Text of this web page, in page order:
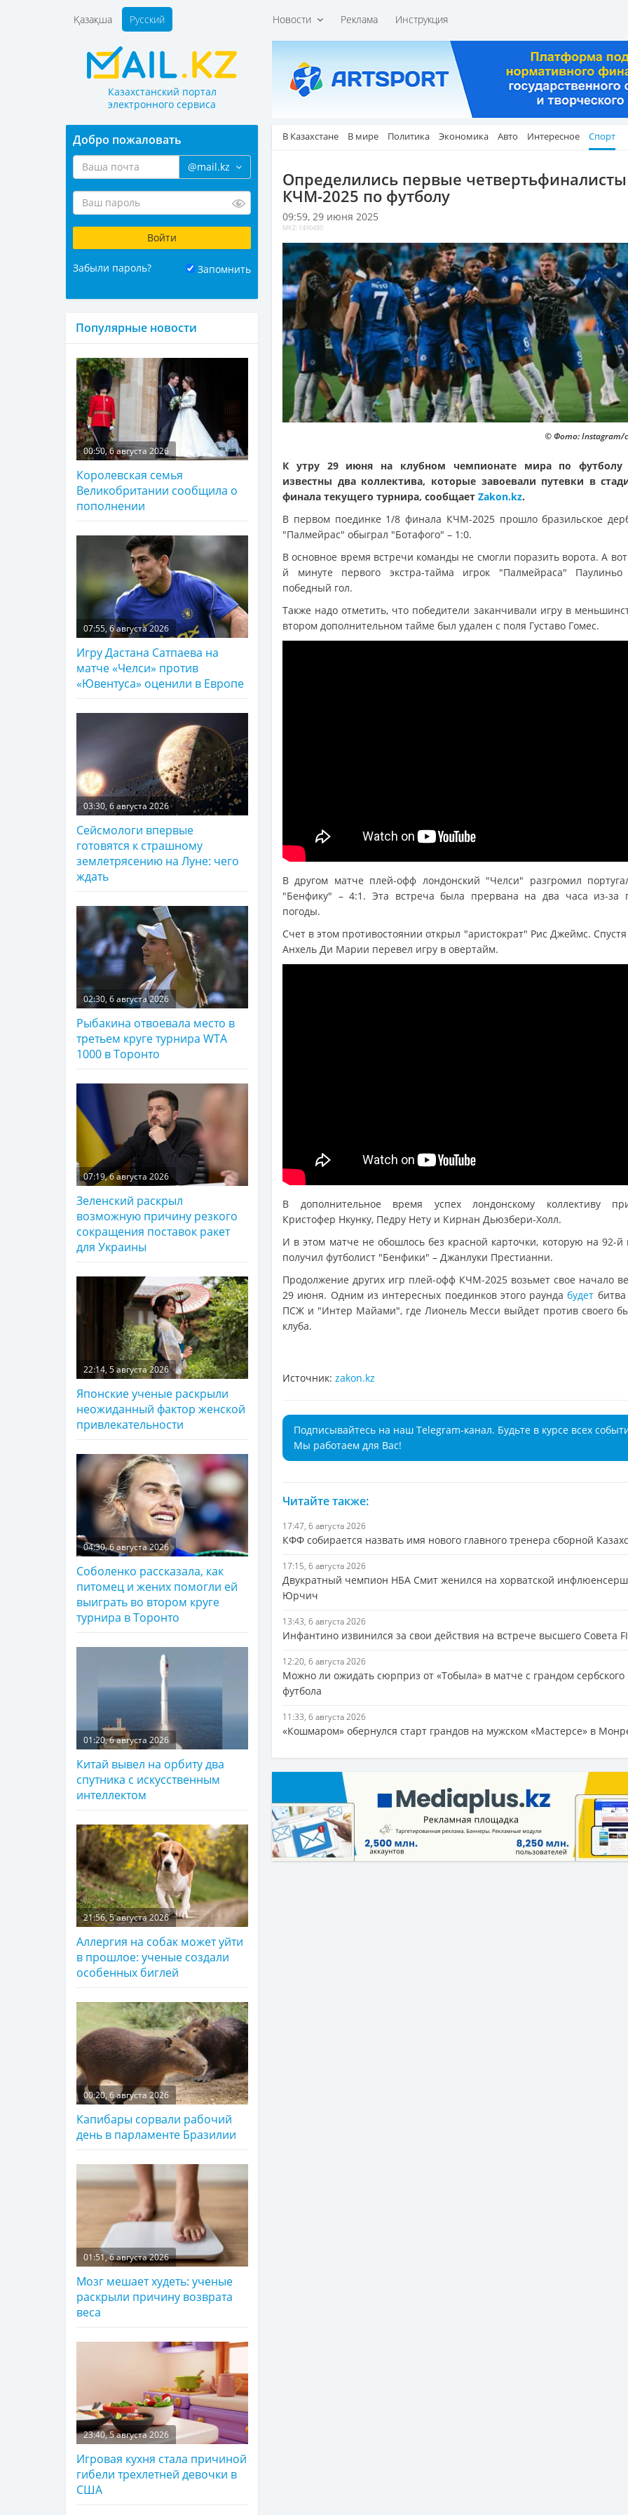
Новости Реклама Инструкция
Қазақша Русский
Казахстанский портал
электронного сервиса
В Казахстане В мире Политика Экономика Авто Интересное Спорт
Определились первые
КЧМ-2025 по футболу
09:59, 29 июня 2025
MKZ: 1490480
© Фото: Instagram/
К утру 29 июня на клубном чемпионате мира по футболу
известны два коллектива, которые завоевали путевки в
финала текущего турнира, сообщает Zakon.kz.
В первом поединке 1/8 финала КЧМ-2025 прошло бразильское
"Палмейрас" обыграл "Ботафого" – 1:0.
В основное время встречи команды не смогли поразить ворота. А
й минуте первого экстра-тайма игрок "Палмейраса" Паулиньо
победный гол.
Также надо отметить, что победители заканчивали игру в
втором дополнительном тайме был удален с поля Густаво Гомес.
В другом матче плей-офф лондонский "Челси" разгромил
"Бенфику" – 4:1. Эта встреча была прервана на два часа из-за
погоды.
Счет в этом противостоянии открыл "аристократ" Рис Джеймс.
Анхель Ди Марии перевел игру в овертайм.
В дополнительное время успех лондонскому коллективу
Кристофер Нкунку, Педру Нету и Кирнан Дьюзбери-Холл.
И в этом матче не обошлось без красной карточки, которую на 92-й
получил футболист "Бенфики" – Джанлуки Престианни.
Продолжение других игр плей-офф КЧМ-2025 возьмет свое начало
29 июня. Одним из интересных поединков этого раундабудет
ПСЖ и "Интер Майами", где Лионель Месси выйдет против своего
клуба.
Источник: zakon.kz
Подписывайтесь на наш Telegram-канал. Будьте в курсе всех
Мы работаем для Вас!
Читайте также:
17:47, 6 августа 2026
КФФ собирается назвать имя нового главного тренера сборной
17:15, 6 августа 2026
Двукратный чемпион НБА Смит женился на хорватской
Юрчич
13:43, 6 августа 2026
Инфантино извинился за свои действия на встрече высшего Совета
12:20, 6 августа 2026
Можно ли ожидать сюрприз от «Тобыла» в матче с грандом сербского
футбола
11:33, 6 августа 2026
«Кошмаром» обернулся старт грандов на мужском «Мастерсе» в
Добро пожаловать
@mail.kz
Забыли пароль? Запомнить
Популярные новости
00:50, 6 августа 2026
Королевская семья
Великобритании сообщила о
пополнении
07:55, 6 августа 2026
Игру Дастана Сатпаева на
матче «Челси» против
«Ювентуса» оценили в Европе
03:30, 6 августа 2026
Сейсмологи впервые
готовятся к страшному
землетрясению на Луне: чего
ждать
02:30, 6 августа 2026
Рыбакина отвоевала место в
третьем круге турнира WTA
1000 в Торонто
07:19, 6 августа 2026
Зеленский раскрыл
возможную причину резкого
сокращения поставок ракет
для Украины
22:14, 5 августа 2026
Японские ученые раскрыли
неожиданный фактор женской
привлекательности
04:30, 6 августа 2026
Соболенко рассказала, как
питомец и жених помогли ей
выиграть во втором круге
турнира в Торонто
01:20, 6 августа 2026
Китай вывел на орбиту два
спутника с искусственным
интеллектом
21:56, 5 августа 2026
Аллергия на собак может уйти
в прошлое: ученые создали
особенных биглей
00:20, 6 августа 2026
Капибары сорвали рабочий
день в парламенте Бразилии
01:51, 6 августа 2026
Мозг мешает худеть: ученые
раскрыли причину возврата
веса
23:40, 5 августа 2026
Игровая кухня стала причиной
гибели трехлетней девочки в
США